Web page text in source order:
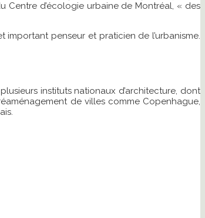
Centre d’écologie urbaine de Montréal, « des
penseur et praticien de l’urbanisme.
instituts nationaux d’architecture, dont
de villes comme Copenhague,